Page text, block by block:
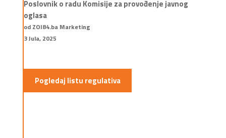
Poslovnik o radu Komisije za provođenje javnog
oglasa
od ZOI84.ba Marketing
3 Jula, 2025
Pogledaj listu regulativa